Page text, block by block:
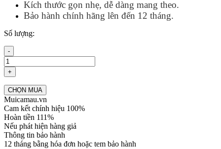
Kích thước gọn nhẹ, dễ dàng mang theo.
Bảo hành chính hãng lên đến 12 tháng.
Số lượng:
-
+
CHỌN MUA
Muicamau.vn
Cam kết chính hiệu 100%
Hoàn tiền 111%
Nếu phát hiện hàng giả
Thông tin bảo hành
12 tháng bằng hóa đơn hoặc tem bảo hành